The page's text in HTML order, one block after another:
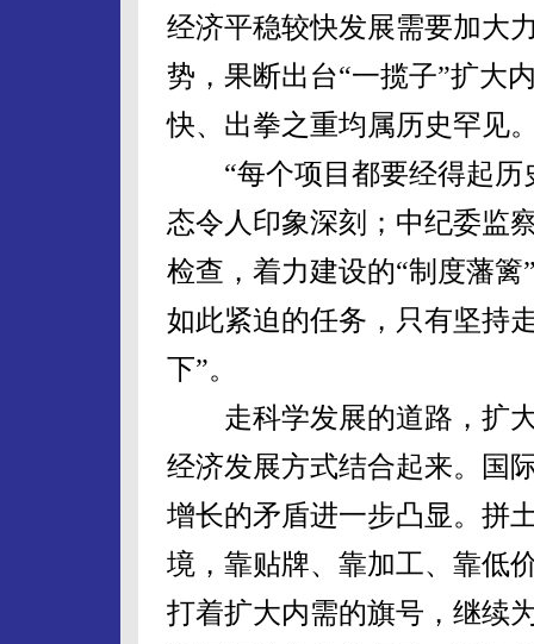
经济平稳较快发展需要加大
势，果断出台“一揽子”扩大
快、出拳之重均属历史罕见
“每个项目都要经得起历
态令人印象深刻；中纪委监
检查，着力建设的“制度藩
如此紧迫的任务，只有坚持
下”。
走科学发展的道路，扩大
经济发展方式结合起来。国
增长的矛盾进一步凸显。拼
境，靠贴牌、靠加工、靠低
打着扩大内需的旗号，继续